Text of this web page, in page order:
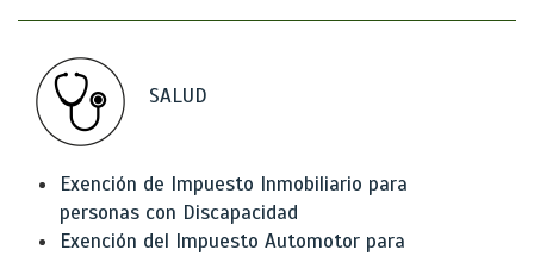
SALUD
Exención de Impuesto Inmobiliario para
personas con Discapacidad
Exención del Impuesto Automotor para